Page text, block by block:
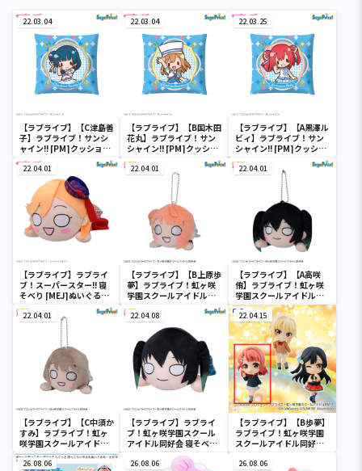
22.03.04
【ラブライブ】【C津島善
子】ラブライブ！サンシ
ャイン!! [PM]クッショ
ン“1年生”ｆｅａｔ．三
月八日
22.03.04
【ラブライブ】【B国木田
花丸】ラブライブ！サン
シャイン!! [PM]クッショ
ン“1年生”ｆｅａｔ．三
月八日
22.03.25
【ラブライブ】【A黒澤ル
ビィ】ラブライブ！サン
シャイン!! [PM]クッショ
ン“1年生”ｆｅａｔ．三
月八日
22.04.01
【ラブライブ】ラブライ
ブ！スーパースター!! 寝
そべり [MEJ]ぬいぐる
み“澁谷かのん-START!!
True dreams”
22.04.01
【ラブライブ】【B上原歩
夢】ラブライブ！虹ヶ咲
学園スクールアイドル同
好会 寝そべり [MP]
[KCM]冬制服style Vol.1
22.04.01
【ラブライブ】【A高咲
侑】ラブライブ！虹ヶ咲
学園スクールアイドル同
好会 寝そべり [MP]
[KCM]冬制服style Vol.1
22.04.01
【ラブライブ】【C中須か
すみ】ラブライブ！虹ヶ
咲学園スクールアイドル
同好会 寝そべり [MP]
[KCM]冬制服style Vol.1
22.04.08
【ラブライブ】ラブライ
ブ！虹ヶ咲学園スクール
アイドル同好会 寝そべり
[MEJ]ぬいぐるみ“高咲
侑”
22.04.15
【ラブライブ】【B歩夢】
ラブライブ！虹ヶ咲学園
スクールアイドル同好会
二年生－
26.08.06 26.08.06 26.08.06